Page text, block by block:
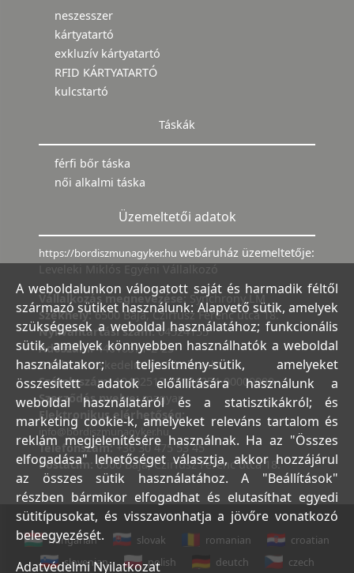
neszesszer
kártyatartó
exkluzív kártyatartó
RFID KÁRTYATARTÓ
kulcstartó
Táskák
férfi bőr táska
női alkalmi táska
Üzemeltetői adatok
https://bordiszmunagyker.hu webáruház üzemeltetője:
Leveleki Miklós Egyéni Vállalkozó
Vállalkozás megnevezése: Synchrony LM
Székhely:6500 Baja, Czirfusz Ferenc utca 18.
Nyilvántartási szám:04524155
Adószám:44018371-2-23
Bank:Kereskedelmi és Hitelbank
Számlaszám:10402513-25154254-00000000
Szerződés nyelve:magyar
Elektronikus elérhetőség:
info@bordiszmunagyker.hu
Telefonszám: +36 30 475 53 45
Postacím:6500 Baja, Czirfusz Ferenc utca 18.
hungarian slovak romanian
croatian
slovenian
polish deutch czech
A weboldalunkon válogatott saját és harmadik féltől
származó sütiket használunk: Alapvető sütik, amelyek
szükségesek a weboldal használatához; funkcionális
sütik, amelyek könnyebben használhatók a weboldal
használatakor; teljesítmény-sütik, amelyeket
összesített adatok előállítására használunk a
weboldal használatáról és a statisztikákról; és
marketing cookie-k, amelyeket releváns tartalom és
reklám megjelenítésére használnak. Ha az "Összes
elfogadása" lehetőséget választja, akkor hozzájárul
az összes sütik használatához. A "Beállítások"
részben bármikor elfogadhat és elutasíthat egyedi
sütitípusokat, és visszavonhatja a jövőre vonatkozó
beleegyezését.
Adatvédelmi Nyilatkozat